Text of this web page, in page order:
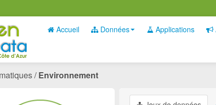
Accueil Données Applications
Environnement